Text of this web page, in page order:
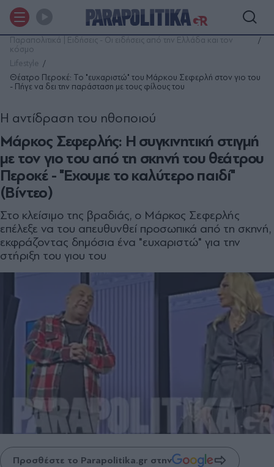
Παραπολιτικά | Ειδήσεις - Οι ειδήσεις από την Ελλάδα και τον
κόσμο
Lifestyle
Θέατρο Περοκέ: Το "ευχαριστώ" του Μάρκου Σεφερλή στον γιο του
- Πήγε να δει την παράσταση με τους φίλους του
Μάρκος Σεφερλής: Η συγκινητική στιγμή
με τον γιο του από τη σκηνή του θεάτρου
Περοκέ - "Έχουμε το καλύτερο παιδί"
(Βίντεο)
Η αντίδραση του ηθοποιού
Στο κλείσιμο της βραδιάς, ο Μάρκος Σεφερλής
επέλεξε να του απευθυνθεί προσωπικά από τη σκηνή,
εκφράζοντας δημόσια ένα "ευχαριστώ" για την
στήριξη του γιου του
Προσθέστε το Parapolitika.gr στην